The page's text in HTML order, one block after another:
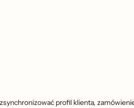
profil klienta,